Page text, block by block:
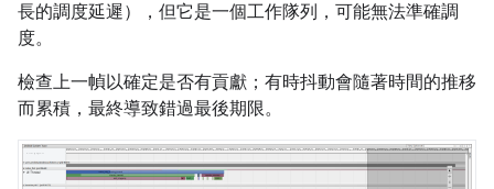
長的調度延遲），但它是一個工作隊列，可能無法準確調
度。
檢查上一幀以確定是否有貢獻；有時抖動會隨著時間的推移
而累積，最終導致錯過最後期限。